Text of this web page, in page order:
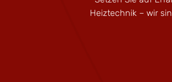
Heiztechnik – wir